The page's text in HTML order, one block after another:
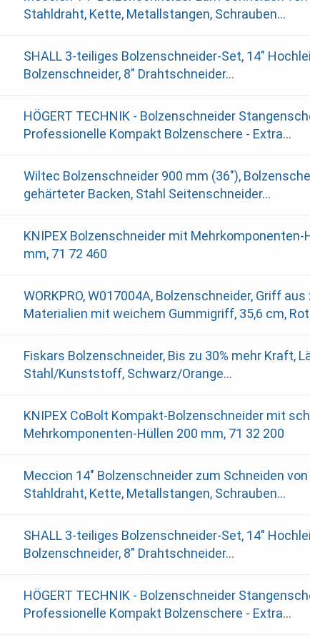
Stahldraht, Kette, Metallstangen, Schrauben...
SHALL 3-teiliges Bolzenschneider-Set, 14"
Bolzenschneider, 8" Drahtschneider...
HÖGERT TECHNIK - Bolzenschneider
Professionelle Kompakt Bolzenschere - Extra...
Wiltec Bolzenschneider 900 mm (36"),
gehärteter Backen, Stahl Seitenschneider...
KNIPEX Bolzenschneider mit Mehrkomponenten-
mm, 71 72 460
WORKPRO, W017004A, Bolzenschneider, Griff aus
Materialien mit weichem Gummigriff, 35,6 cm,
Fiskars Bolzenschneider, Bis zu 30% mehr Kraft,
Stahl/Kunststoff, Schwarz/Orange...
KNIPEX CoBolt Kompakt-Bolzenschneider mit
Mehrkomponenten-Hüllen 200 mm, 71 32 200
Meccion 14" Bolzenschneider zum Schneiden von
Stahldraht, Kette, Metallstangen, Schrauben...
SHALL 3-teiliges Bolzenschneider-Set, 14"
Bolzenschneider, 8" Drahtschneider...
HÖGERT TECHNIK - Bolzenschneider
Professionelle Kompakt Bolzenschere - Extra...